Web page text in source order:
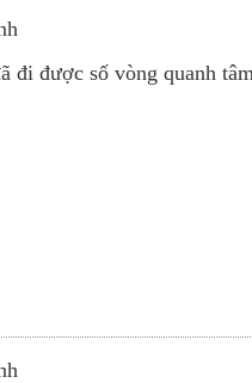
đi được số vòng quanh